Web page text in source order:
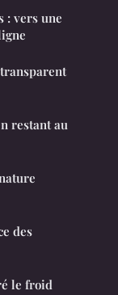
: vers une
restant au
des
le froid